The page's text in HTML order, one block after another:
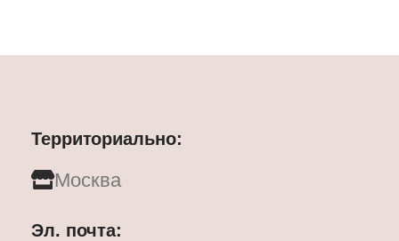
Территориально:
Москва
Эл. почта: